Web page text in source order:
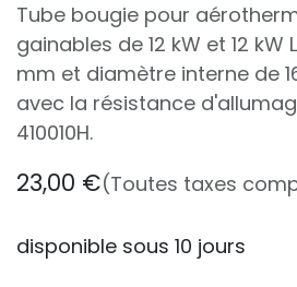
Tube bougie pour
gainables de 12 kW et 12 kW
mm et diamètre interne de
avec la résistance
410010H.
23,00 €(Toutes taxes
disponible sous 10 jours